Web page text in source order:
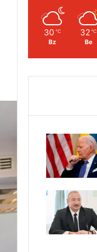
30 ℃
Bz
32 ℃
Be